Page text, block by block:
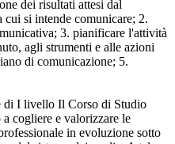
dei risultati attesi dal
cui si intende comunicare; 2.
3. pianificare l'attività
agli strumenti e alle azioni
di comunicazione; 5.
di I livello Il Corso di Studio
cogliere e valorizzare le
in evoluzione sotto